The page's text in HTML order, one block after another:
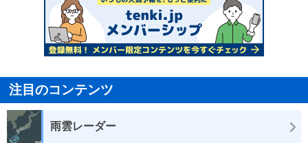
注目のコンテンツ
雨雲レーダー